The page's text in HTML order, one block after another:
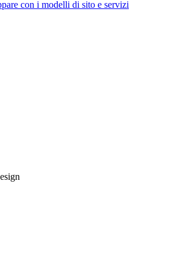
con i modelli di sito e servizi